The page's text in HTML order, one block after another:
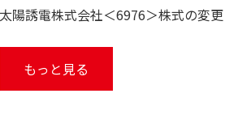
陽誘電株式会社＜6976＞株式の変更
もっと見る